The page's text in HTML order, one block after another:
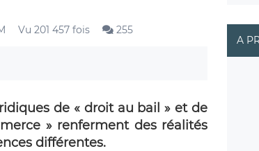
Vu 201 457 fois 255
de « droit au bail » et de
» renferment des réalités
différentes.
A